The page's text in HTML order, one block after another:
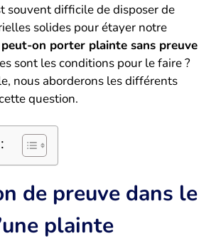
souvent difficile de disposer de
solides pour étayer notre
peut-on porter plainte sans preuve
sont les conditions pour le faire ?
nous aborderons les différents
question.
de preuve dans le
plainte